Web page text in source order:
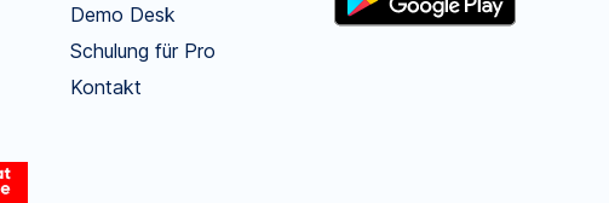
Demo Desk
Schulung für Pro
Kontakt